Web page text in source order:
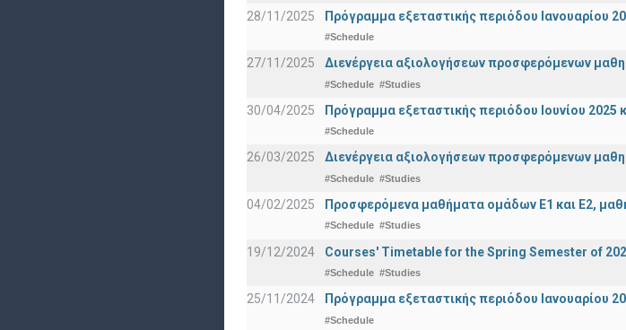
28/11/2025 Πρόγραμμα εξεταστικής περιόδου Ιανουαρίου
#Schedule
27/11/2025 Διενέργεια αξιολογήσεων προσφερόμενων
#Schedule #Studies
30/04/2025 Πρόγραμμα εξεταστικής περιόδου Ιουνίου 2025
#Schedule
26/03/2025 Διενέργεια αξιολογήσεων προσφερόμενων
#Schedule #Studies
04/02/2025 Προσφερόμενα μαθήματα ομάδων Ε1 και Ε2,
#Schedule #Studies
19/12/2024 Courses' Timetable for the Spring Semester of
#Schedule #Studies
25/11/2024 Πρόγραμμα εξεταστικής περιόδου Ιανουαρίου
#Schedule